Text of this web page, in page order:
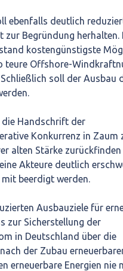
ebenfalls deutlich
Begründung herhalten.
kostengünstigste
teure Offshore-
soll der Ausbau
die Handschrift der
Konkurrenz in Zaum
alten Stärke zurückfinden
Akteure deutlich
beerdigt werden.
Ausbauziele für
zur Sicherstellung der
in Deutschland über die
der Zubau
erneuerbare Energien nie